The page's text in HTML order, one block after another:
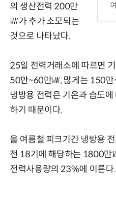
의 생산전력 200만
㎾가 추가 소모되는
것으로 나타났다.
25일 전력거래소에 따르면
50만~60만㎾, 많게는 150
냉방용 전력은 기온과 습도
하기 때문이다.
올 여름철 피크기간 냉방용
전 18기에 해당하는 1800만
전력사용량의 23%에 이른다.